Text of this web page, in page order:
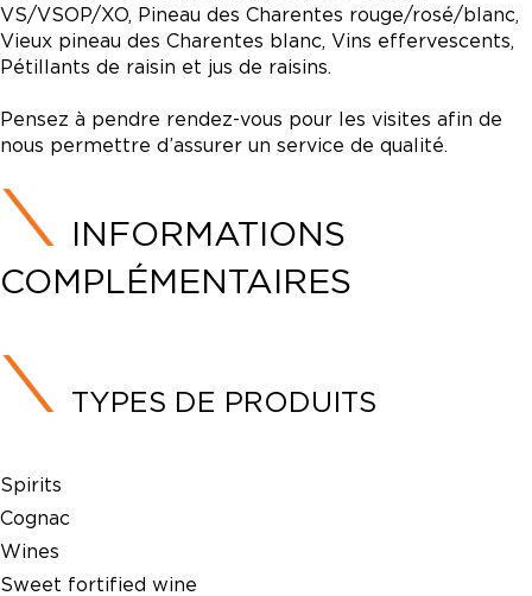
VS/VSOP/XO, Pineau des Charentes rouge/rosé/blanc,
Vieux pineau des Charentes blanc, Vins effervescents,
Pétillants de raisin et jus de raisins.
Pensez à pendre rendez-vous pour les visites afin de
nous permettre d’assurer un service de qualité.
INFORMATIONS
COMPLÉMENTAIRES
TYPES DE PRODUITS
Spirits
Cognac
Wines
Sweet fortified wine